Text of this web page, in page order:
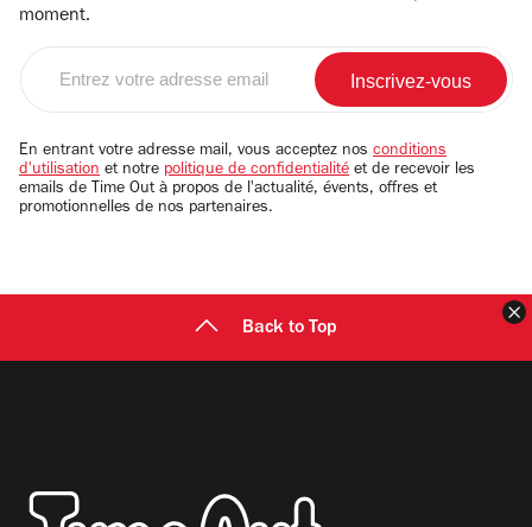
moment.
email
En entrant votre adresse mail, vous acceptez nos conditions
d'utilisation et notre politique de confidentialité et de recevoir les
emails de Time Out à propos de l'actualité, évents, offres et
promotionnelles de nos partenaires.
Back to Top